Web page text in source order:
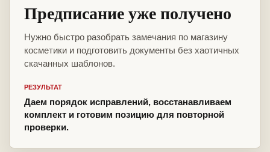
Предписание уже получено
Нужно быстро разобрать замечания по магазину
косметики и подготовить документы без хаотичных
скачанных шаблонов.
РЕЗУЛЬТАТ
Даем порядок исправлений, восстанавливаем
комплект и готовим позицию для повторной
проверки.